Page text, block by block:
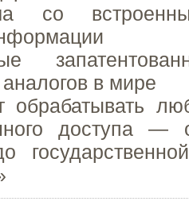
со
в мире
обрабатывать
доступа —